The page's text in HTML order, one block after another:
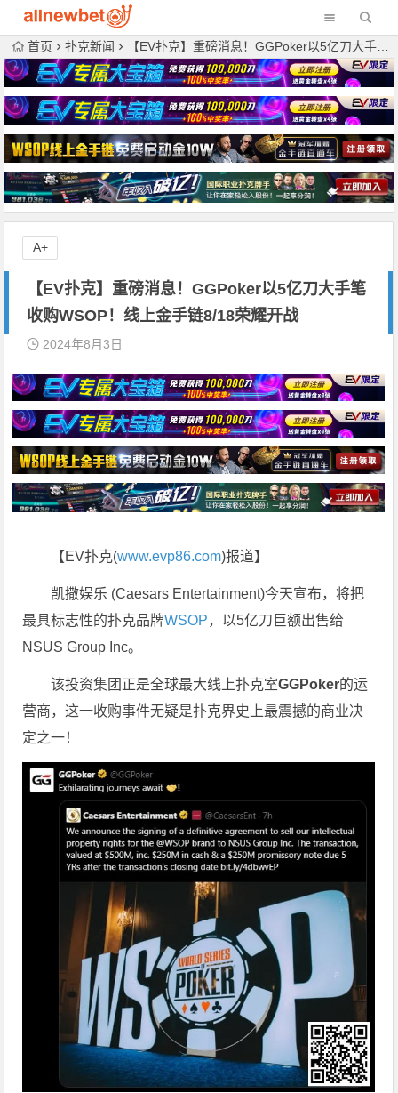
首页 扑克新闻 【EV扑克】重磅消息！GGPoker以5亿刀大手笔收购WSOP！线上金手链8/18荣耀开战
【EV扑克】重磅消息！GGPoker以5亿刀大手笔
收购WSOP！线上金手链8/18荣耀开战
2024年8月3日
【EV扑克(www.evp86.com)报道】
凯撒娱乐 (Caesars Entertainment)今天宣布，将把
最具标志性的扑克品牌WSOP，以5亿刀巨额出售给
NSUS Group Inc。
该投资集团正是全球最大线上扑克室GGPoker的运
营商，这一收购事件无疑是扑克界史上最震撼的商业决
定之一！
A+